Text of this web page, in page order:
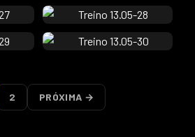
2 PRÓXIMA →